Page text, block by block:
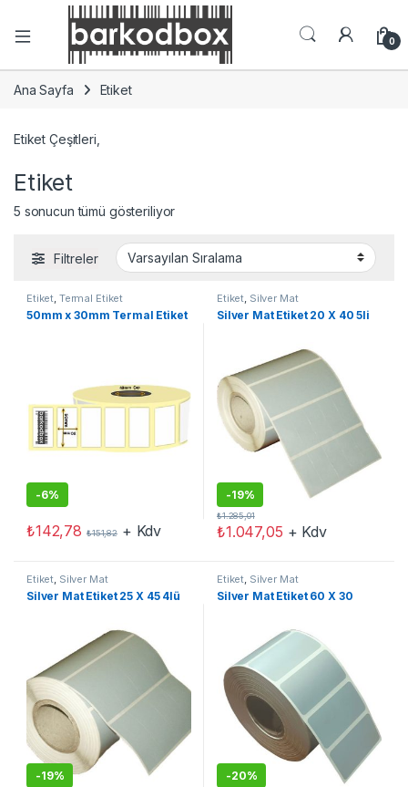
0
Ana Sayfa Etiket
Etiket Çeşitleri,
Etiket
5 sonucun tümü gösteriliyor
Filtreler
Etiket Termal Etiket
50mm x 30mm Termal Etiket
-6%
₺142,78 ₺151,82+ Kdv
Etiket Silver Mat
Silver Mat Etiket 20 X 40 5li
-19%
₺1.047,05
₺1.285,01
+ Kdv
Etiket, Silver Mat
Silver Mat Etiket 25 X 45 4lü
-19%
Etiket, Silver Mat
Silver Mat Etiket 60 X 30
-20%